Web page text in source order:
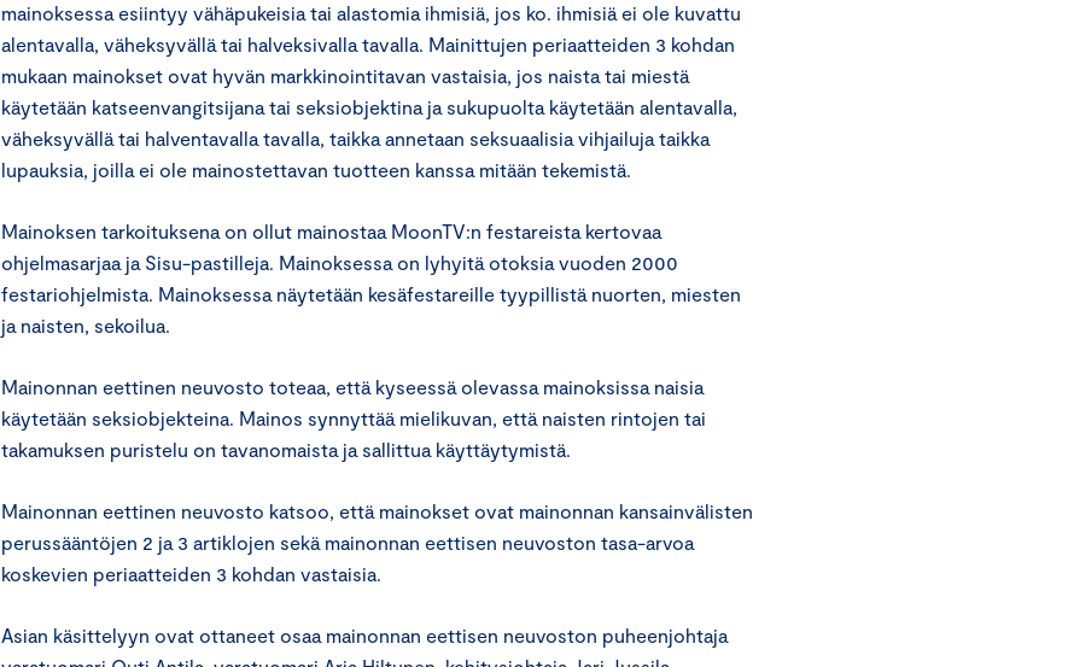
mainoksessa esiintyy vähäpukeisia tai alastomia ihmisiä, jos ko. ihmisiä ei ole kuvattu
alentavalla, väheksyvällä tai halveksivalla tavalla. Mainittujen periaatteiden 3 kohdan
mukaan mainokset ovat hyvän markkinointitavan vastaisia, jos naista tai miestä
käytetään katseenvangitsijana tai seksiobjektina ja sukupuolta käytetään alentavalla,
väheksyvällä tai halventavalla tavalla, taikka annetaan seksuaalisia vihjailuja taikka
lupauksia, joilla ei ole mainostettavan tuotteen kanssa mitään tekemistä.
Mainoksen tarkoituksena on ollut mainostaa MoonTV:n festareista kertovaa
ohjelmasarjaa ja Sisu-pastilleja. Mainoksessa on lyhyitä otoksia vuoden 2000
festariohjelmista. Mainoksessa näytetään kesäfestareille tyypillistä nuorten, miesten
ja naisten, sekoilua.
Mainonnan eettinen neuvosto toteaa, että kyseessä olevassa mainoksissa naisia
käytetään seksiobjekteina. Mainos synnyttää mielikuvan, että naisten rintojen tai
takamuksen puristelu on tavanomaista ja sallittua käyttäytymistä.
Mainonnan eettinen neuvosto katsoo, että mainokset ovat mainonnan kansainvälisten
perussääntöjen 2 ja 3 artiklojen sekä mainonnan eettisen neuvoston tasa-arvoa
koskevien periaatteiden 3 kohdan vastaisia.
Asian käsittelyyn ovat ottaneet osaa mainonnan eettisen neuvoston puheenjohtaja